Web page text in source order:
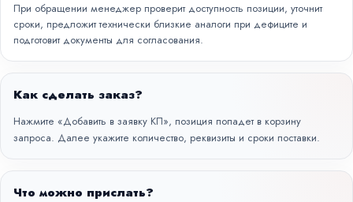
При обращении менеджер проверит доступность позиции, уточнит
сроки, предложит технически близкие аналоги при дефиците и
подготовит документы для согласования.
Как сделать заказ?
Нажмите «Добавить в заявку КП», позиция попадет в корзину
запроса. Далее укажите количество, реквизиты и сроки поставки.
Что можно прислать?